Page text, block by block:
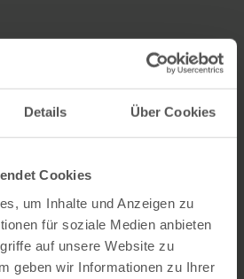
Details Über Cookies
Cookies
um Inhalte und Anzeigen zu
für soziale Medien anbieten
auf unsere Website zu
geben wir Informationen zu Ihrer